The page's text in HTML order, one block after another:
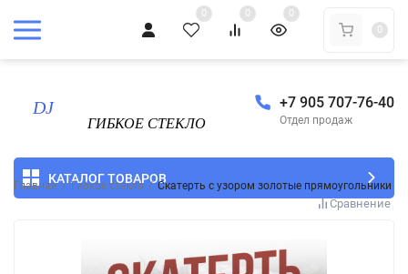
0 0
0
0
+7 905 707-76-40
Отдел продаж
КАТАЛОГ ТОВАРОВ
Главная / Гибкое стекло / Скатерть с узором золотые прямоугольники
Сравнение